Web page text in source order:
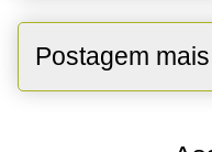
Postagem